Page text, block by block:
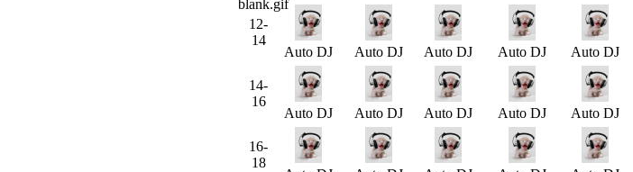
12-
14
Auto DJ Auto DJ Auto DJ Auto DJ Auto DJ
14-
16
Auto DJ Auto DJ Auto DJ Auto DJ Auto DJ
16-
18